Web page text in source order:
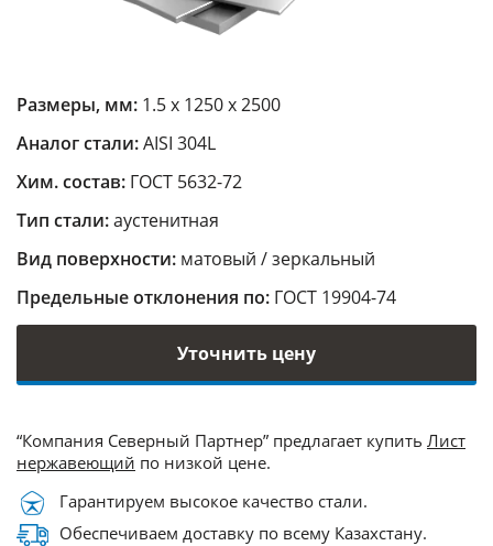
Размеры, мм: 1.5 х 1250 х 2500
Аналог стали:AISI 304L
Хим. состав: ГОСТ 5632-72
Тип стали:аустенитная
Вид поверхности: матовый / зеркальный
Предельные отклонения по: ГОСТ 19904-74
Уточнить цену
“Компания Северный Партнер” предлагает купить Лист
нержавеющий по низкой цене.
Гарантируем высокое качество стали.
Обеспечиваем доставку по всему Казахстану.